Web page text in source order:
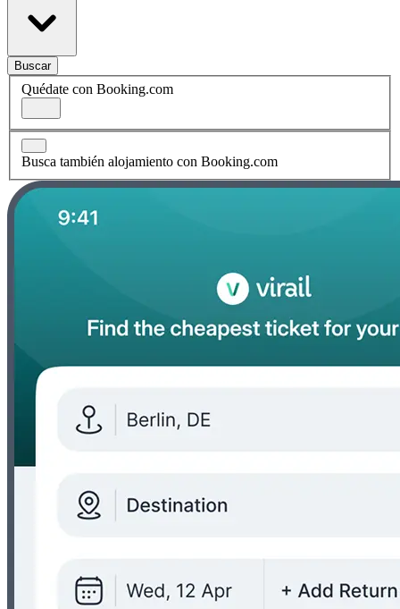
Buscar
Quédate con Booking.com
Busca también alojamiento con Booking.com